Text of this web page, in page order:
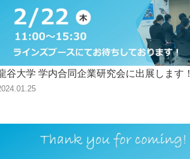
谷大学 学内合同企業研究会に出展します！